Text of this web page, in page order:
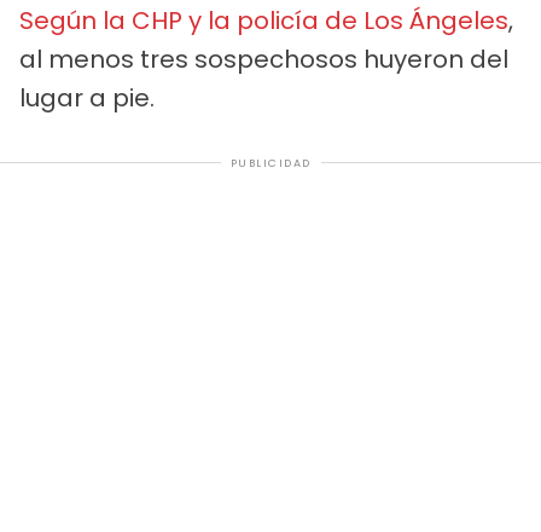
Según la CHP y la policía de Los Ángeles,
al menos tres sospechosos huyeron del
lugar a pie.
PUBLICIDAD